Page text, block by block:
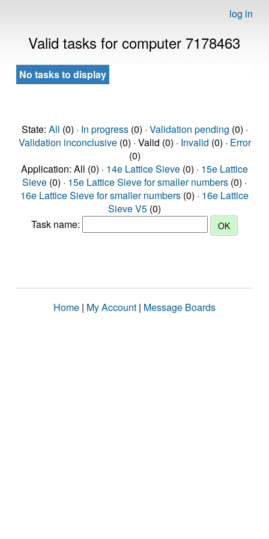
log in
Valid tasks for computer 7178463
No tasks to display
State: All (0) · In progress(0) · Validation pending (0) ·
Validation inconclusive(0) · Valid (0) · Invalid (0) · Error
(0)
Application: All (0) · 14e Lattice Sieve (0) · 15e Lattice
Sieve (0) · 15e Lattice Sieve for smaller numbers (0) ·
16e Lattice Sieve for smaller numbers (0) · 16e Lattice
Sieve V5 (0)
Task name:
Home | My Account | Message Boards